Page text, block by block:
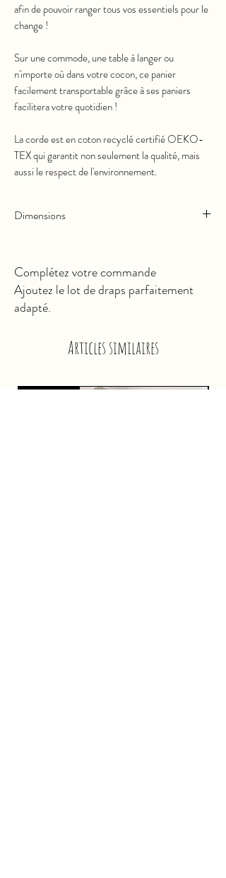
afin de pouvoir ranger tous vos essentiels pour le
change !
Sur une commode, une table à langer ou
n'importe où dans votre cocon, ce panier
facilement transportable grâce à ses paniers
facilitera votre quotidien !
La corde est en coton recyclé certifié OEKO-
TEX qui garantit non seulement la qualité, mais
aussi le respect de l'environnement.
Dimensions
Hauteur :9cm
Complétez votre commande
Ajoutez le lot de draps parfaitement
adapté.
Articles similaires
Nouveauté